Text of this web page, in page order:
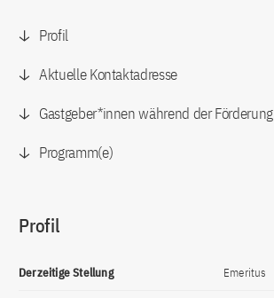
Profil
Aktuelle Kontaktadresse
Gastgeber*innen während der Förderung
Programm(e)
Profil
Derzeitige Stellung Emeritus